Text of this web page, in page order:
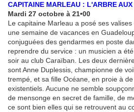
CAPITAINE MARLEAU : L'ARBRE AUX
Mardi 27 octobre à 21•00
Le capitaine Marleau a posé ses
une semaine de vacances en
conjuguées des gendarmes en poste
reprendre du service : un musicien a
soir au club Caraïban. Les deux
sont Anne Duplessis, championne de
trempé, et sa fille Océane, en proie à
existentiels. Aucune ne semble
de mensonge en secret de famille, de
ce sont bien elles qui se retrouvent au